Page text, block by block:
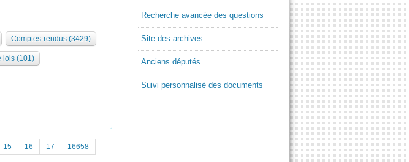
Comptes-rendus (3429)
lois (101)
15 16 17
16658
Recherche avancée des questions
Site des archives
Anciens députés
Suivi personnalisé des documents